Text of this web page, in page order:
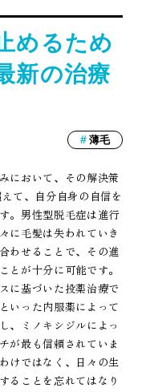
めるため
新の治療
薄毛
において、その解決策
て、自分自身の自信を
。男性型脱毛症は進行
に毛髪は失われていき
わせることで、その進
とが十分に可能です。
に基づいた投薬治療で
いった内服薬によって
、ミノキシジルによっ
が最も信頼されていま
けではなく、日々の生
ることを忘れてはなり